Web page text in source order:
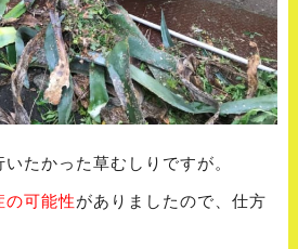
いたかった草むしりですが。
の可能性がありましたので、仕方